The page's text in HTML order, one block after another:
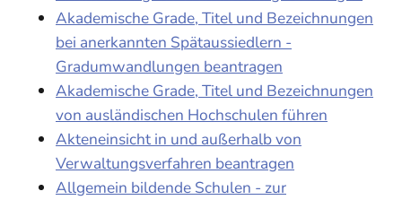
Akademische Grade, Titel und Bezeichnungen
bei anerkannten Spätaussiedlern -
Gradumwandlungen beantragen
Akademische Grade, Titel und Bezeichnungen
von ausländischen Hochschulen führen
Akteneinsicht in und außerhalb von
Verwaltungsverfahren beantragen
Allgemein bildende Schulen - zur